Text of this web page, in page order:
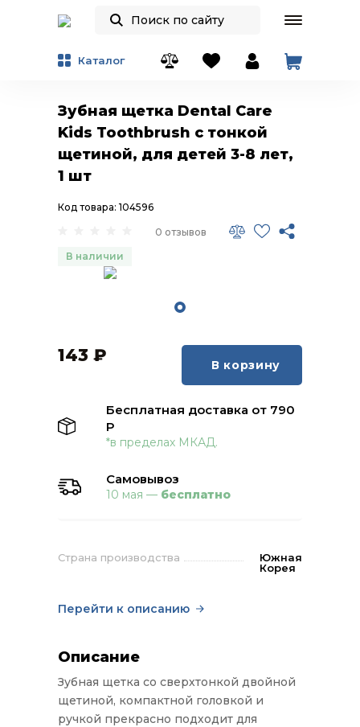
Каталог
Зубная щетка Dental Care
Kids Toothbrush c тонкой
щетиной, для детей 3-8 лет,
1 шт
0 отзывов
Код товара: 104596
В наличии
Страна производства
Южная
Корея
Перейти к описанию
143 ₽ В корзину
Бесплатная доставка от 790
Р
*в пределах МКАД.
Самовывоз
10 мая — бесплатно
Описание
Зубная щетка cо сверхтонкой двойной
щетиной, компактной головкой и
ручкой прекрасно подходит для